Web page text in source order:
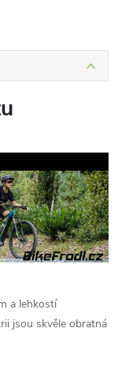
a lehkostí
jsou skvěle obratná